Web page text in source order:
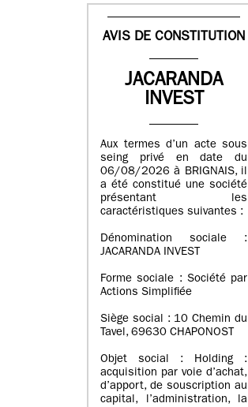
AVIS DE CONSTITUTION
JACARANDA
INVEST
Aux termes d’un acte sous
seing privé en date du
06/08/2026 à BRIGNAIS, il
a été constitué une société
présentant les
caractéristiques suivantes :
Dénomination sociale :
JACARANDA INVEST
Forme sociale : Société par
Actions Simplifiée
Siège social : 10 Chemin du
Tavel, 69630 CHAPONOST
Objet social : Holding :
acquisition par voie d’achat,
d’apport, de souscription au
capital, l’administration, la